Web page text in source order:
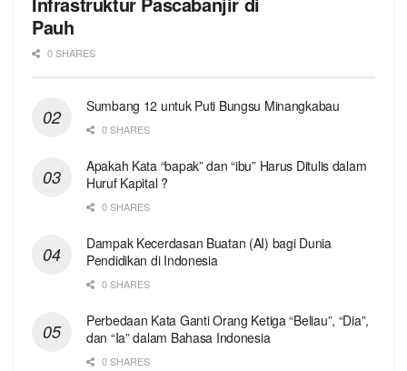
Pauh
0 SHARES
Sumbang 12 untuk Puti Bungsu Minangkabau
0 SHARES
Apakah Kata “bapak” dan “ibu” Harus Ditulis dalam
Huruf Kapital ?
0 SHARES
Dampak Kecerdasan Buatan (AI) bagi Dunia
Pendidikan di Indonesia
0 SHARES
Perbedaan Kata Ganti Orang Ketiga “Beliau”, “Dia”,
dan “Ia” dalam Bahasa Indonesia
0 SHARES